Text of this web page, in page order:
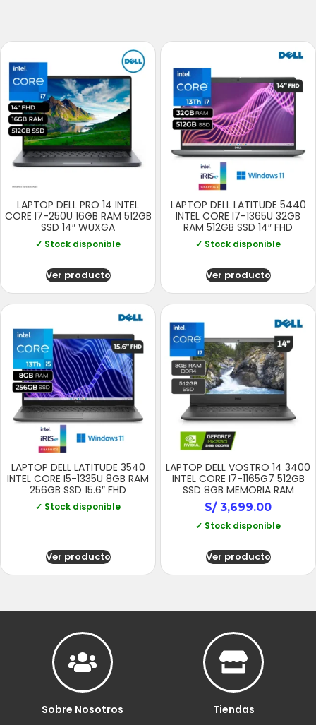
LAPTOP DELL PRO 14 INTEL
CORE I7-250U 16GB RAM 512GB
SSD 14″ WUXGA
✓ Stock disponible
Ver producto
LAPTOP DELL LATITUDE 5440
INTEL CORE I7-1365U 32GB
RAM 512GB SSD 14″ FHD
✓ Stock disponible
Ver producto
LAPTOP DELL LATITUDE 3540
INTEL CORE I5-1335U 8GB RAM
256GB SSD 15.6″ FHD
✓ Stock disponible
Ver producto
LAPTOP DELL VOSTRO 14 3400
INTEL CORE I7-1165G7 512GB
SSD 8GB MEMORIA RAM
S/3,699.00
✓ Stock disponible
Ver producto
Sobre Nosotros Tiendas